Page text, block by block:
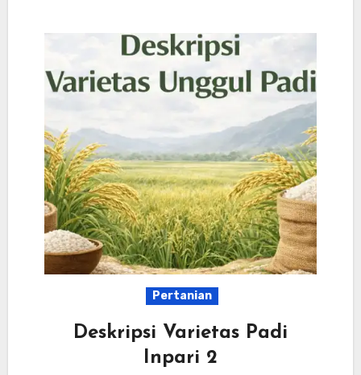
Pertanian
Deskripsi Varietas Padi
Inpari 2